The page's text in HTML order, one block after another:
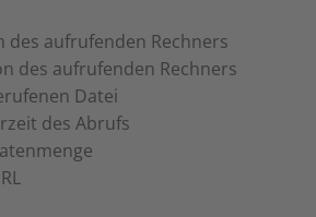
des aufrufenden Rechners
des aufrufenden Rechners
Datei
des Abrufs